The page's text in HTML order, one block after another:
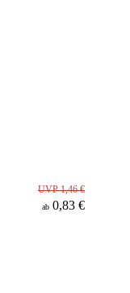
UVP 1,46 €
ab 0,83 €